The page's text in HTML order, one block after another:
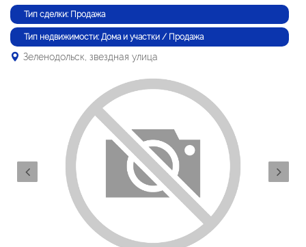
Тип сделки: Продажа
Тип недвижимости: Дома и участки / Продажа
Зеленодольск, звездная улица